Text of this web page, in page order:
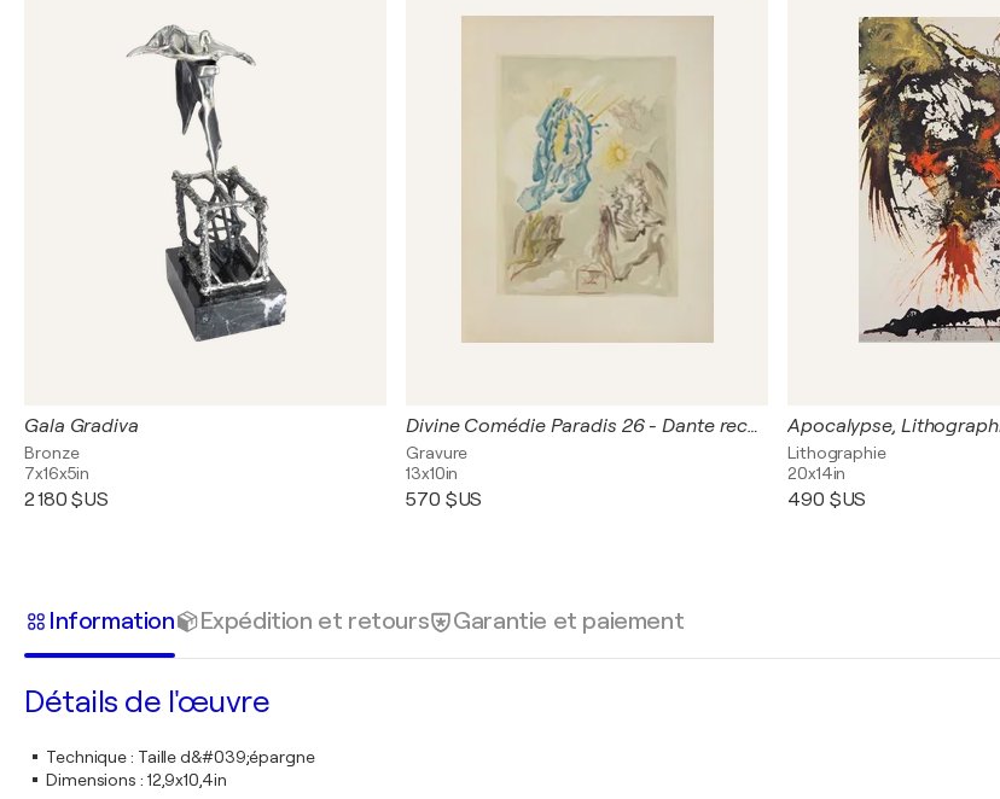
Gala Gradiva
Bronze
7x16x5in
2 180 $US
Divine Comédie Paradis 26 - Dante recouvre la vue
Gravure
13x10in
570 $US
Apocalypse,
Lithographie
20x14in
490 $US
Information Expédition et retours Garantie et paiement
Détails de l'œuvre
Technique: Taille d&#039;épargne
Dimensions : 12,9x10,4in